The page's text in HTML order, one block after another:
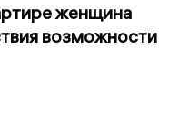
женщина
возможности